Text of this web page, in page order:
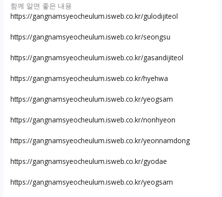
함께 알면 좋은 내용
https://gangnamsyeocheulum.isweb.co.kr/gulodijiteol
https://gangnamsyeocheulum.isweb.co.kr/seongsu
https://gangnamsyeocheulum.isweb.co.kr/gasandijiteol
https://gangnamsyeocheulum.isweb.co.kr/hyehwa
https://gangnamsyeocheulum.isweb.co.kr/yeogsam
https://gangnamsyeocheulum.isweb.co.kr/nonhyeon
https://gangnamsyeocheulum.isweb.co.kr/yeonnamdong
https://gangnamsyeocheulum.isweb.co.kr/gyodae
https://gangnamsyeocheulum.isweb.co.kr/yeogsam